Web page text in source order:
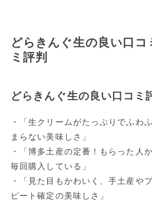
どらきんぐ生の良い口コ
ミ評判
どらきんぐ生の良い口コミ
・「生クリームがたっぷりでふわ
まらない美味しさ」
・「博多土産の定番！もらった人
毎回購入している」
・「見た目もかわいく、手土産や
ピート確定の美味しさ」